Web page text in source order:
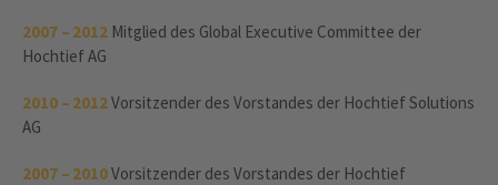
2007 – 2012 Mitglied des Global Executive Committee der
Hochtief AG
2010 – 2012Vorsitzender des Vorstandes der Hochtief Solutions
AG
2007 – 2010Vorsitzender des Vorstandes der Hochtief